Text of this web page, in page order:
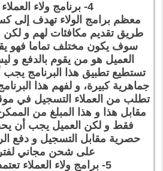
4- برنامج ولاء العملاء المدفوع
معظم برامج الولاء تهدف إلى
طريق تقديم مكافئات لهم و لكن
سوف يكون مختلف تماما فهو
العميل هو من يقوم بالدفع و
تستطيع تطبيق هذا البرنامج
جماهرية كبيرة، و لفهم هذا
تطلب من العملاء التسجيل في
مقابل هذا و هذا المبلغ من
فقط و لكن العميل يجب أن
حصرية مقابل التسجيل و دفع
على شحن مجاني
5- برامج ولاء العملاء تعتمد على اللعب